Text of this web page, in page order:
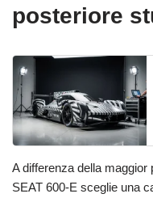
posteriore
A differenza della maggior
SEAT 600‑E sceglie una